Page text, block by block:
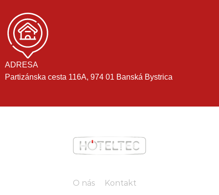
ADRESA
Partizánska cesta 116A, 974 01 Banská Bystrica
O nás Kontakt